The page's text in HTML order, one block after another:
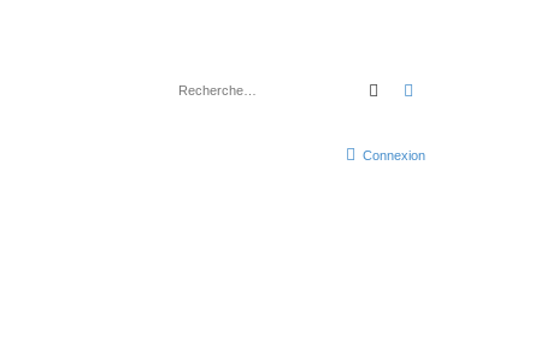
Rechercher
Connexion